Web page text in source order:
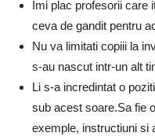
Imi plac profesorii care
ceva de gandit pentru
Nu va limitati copiii la
s-au nascut intr-un alt
Li s-a incredintat o
sub acest soare.Sa fie
exemple, instructiuni si